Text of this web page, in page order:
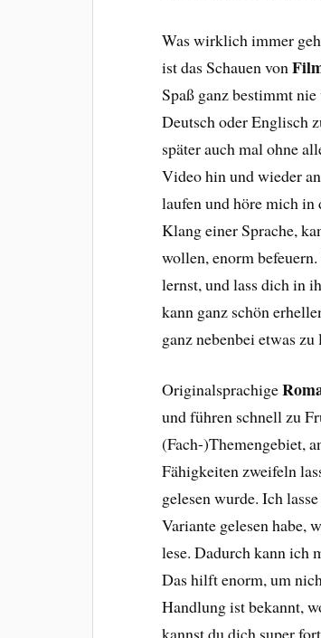
Was wirklich immer
ist das Schauen von
Spaß ganz bestimmt
Deutsch oder Englisch
später auch mal ohne
Video hin und wieder
laufen und höre mich in
Klang einer Sprache,
wollen, enorm
lernst, und lass dich in
kann ganz schön
ganz nebenbei etwas zu
Originalsprachige
und führen schnell zu
(Fach-)Themengebiet,
Fähigkeiten zweifeln
gelesen wurde. Ich
Variante gelesen habe,
lese. Dadurch kann ich
Das hilft enorm, um
Handlung ist bekannt,